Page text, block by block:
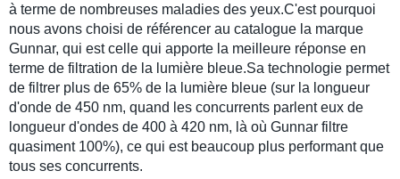
à terme de nombreuses maladies des yeux.C'est pourquoi
nous avons choisi de référencer au catalogue la marque
Gunnar, qui est celle qui apporte la meilleure réponse en
terme de filtration de la lumière bleue.Sa technologie permet
de filtrer plus de 65% de la lumière bleue (sur la longueur
d'onde de 450 nm, quand les concurrents parlent eux de
longueur d'ondes de 400 à 420 nm, là où Gunnar filtre
quasiment 100%), ce qui est beaucoup plus performant que
tous ses concurrents.